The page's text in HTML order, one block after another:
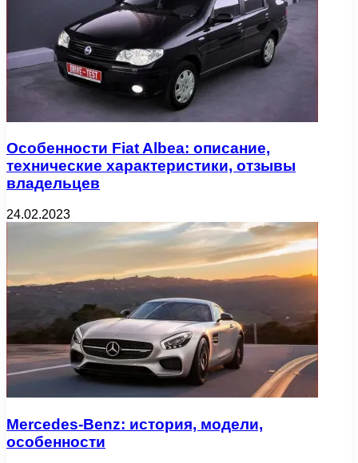
Особенности Fiat Albea: описание,
технические характеристики, отзывы
владельцев
24.02.2023
Mercedes-Benz: история, модели,
особенности